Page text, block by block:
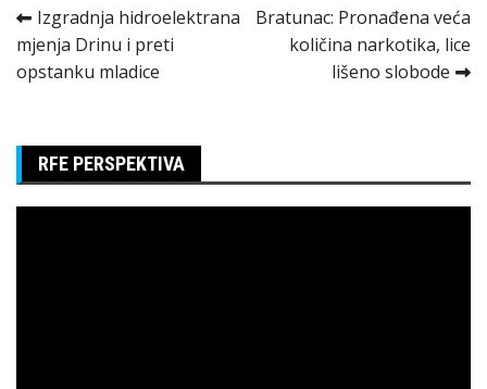
Kretanje
članka
Izgradnja hidroelektrana
mjenja Drinu i preti
opstanku mladice
Bratunac: Pronađena veća
količina narkotika, lice
lišeno slobode
RFE PERSPEKTIVA